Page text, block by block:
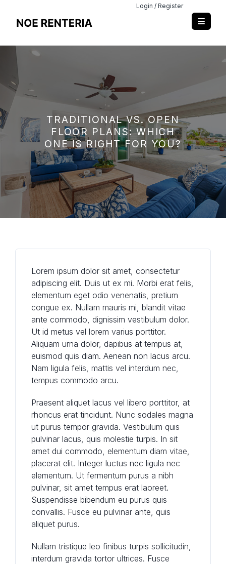
Login / Register
TRADITIONAL VS. OPEN
FLOOR PLANS: WHICH
ONE IS RIGHT FOR YOU?
Lorem ipsum dolor sit amet, consectetur
adipiscing elit. Duis ut ex mi. Morbi erat felis,
elementum eget odio venenatis, pretium
congue ex. Nullam mauris mi, blandit vitae
ante commodo, dignissim vestibulum dolor.
Ut id metus vel lorem varius porttitor.
Aliquam urna dolor, dapibus at tempus at,
euismod quis diam. Aenean non lacus arcu.
Nam ligula felis, mattis vel interdum nec,
tempus commodo arcu.
Praesent aliquet lacus vel libero porttitor, at
rhoncus erat tincidunt. Nunc sodales magna
ut purus tempor gravida. Vestibulum quis
pulvinar lacus, quis molestie turpis. In sit
amet dui commodo, elementum diam vitae,
placerat elit. Integer luctus nec ligula nec
elementum. Ut fermentum purus a nibh
pulvinar, sit amet tempus erat laoreet.
Suspendisse bibendum eu purus quis
convallis. Fusce eu pulvinar ante, quis
aliquet purus.
Nullam tristique leo finibus turpis sollicitudin,
interdum gravida tortor ultrices. Fusce